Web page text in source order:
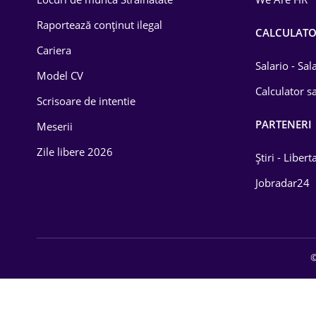
Educație / Training
Energetică
Farma
Raportează conținut ilegal
Cariera
Model CV
Scrisoare de intentie
Meserii
Zile libere 2026
Salario -
Calculator
PARTENERI
Știri -
Jobradar24